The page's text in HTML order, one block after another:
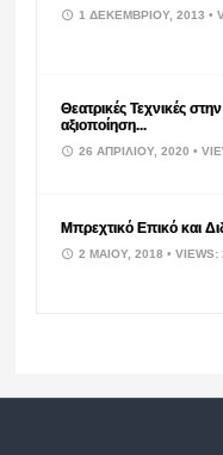
1 ΔΕΚΕΜΒΡΊΟΥ, 2013•
Θεατρικές Τεχνικές
αξιοποίηση...
26 ΑΠΡΙΛΊΟΥ, 2020•
Μπρεχτικό Επικό και
2 ΜΑΪ́ΟΥ, 2018• VIEWS: